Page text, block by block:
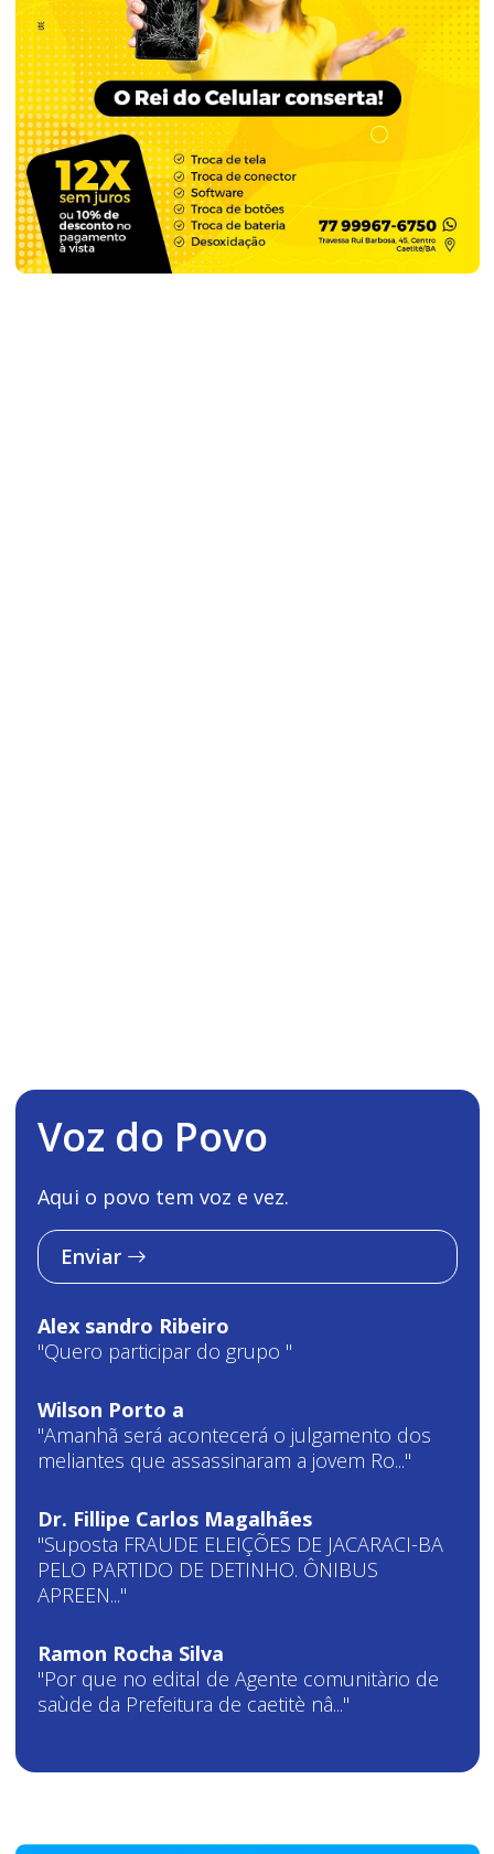
Voz do Povo
Aqui o povo tem voz e vez.
Enviar
Alex sandro Ribeiro
"Quero participar do grupo "
Wilson Porto a
"Amanhã será acontecerá o julgamento dos
meliantes que assassinaram a jovem Ro..."
Dr. Fillipe Carlos Magalhães
"Suposta FRAUDE ELEIÇÕES DE JACARACI-BA
PELO PARTIDO DE DETINHO. ÔNIBUS
APREEN..."
Ramon Rocha Silva
"Por que no edital de Agente comunitàrio de
saùde da Prefeitura de caetitè nâ..."